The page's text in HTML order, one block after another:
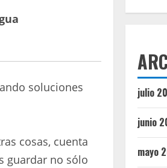
soluciones
cosas, cuenta
guardar no sólo
julio
junio
mayo